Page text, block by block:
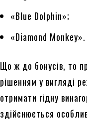
«Blue Dolphin»;
«Diamond Monkey».
Що ж до бонусів, то
рішенням у вигляді
отримати гідну
здійснюється